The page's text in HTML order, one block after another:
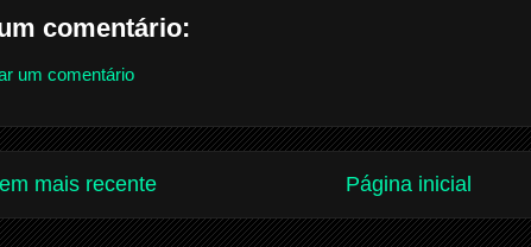
comentário:
um comentário
mais recente Página inicial